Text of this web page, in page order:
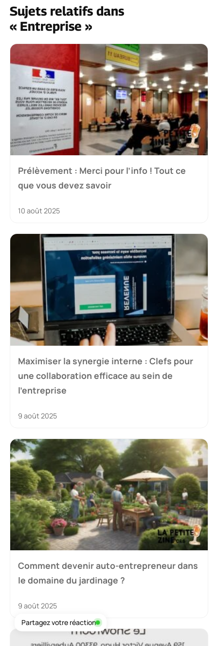
Sujets relatifs dans
« Entreprise »
Prélèvement : Merci pour l’info ! Tout ce
que vous devez savoir
10 août 2025
Maximiser la synergie interne : Clefs pour
une collaboration efficace au sein de
l’entreprise
9 août 2025
Comment devenir auto-entrepreneur dans
le domaine du jardinage ?
9 août 2025
Partagez votre réaction